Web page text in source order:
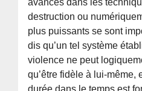
avancés dans les
destruction ou
plus puissants se sont
dis qu’un tel système
violence ne peut
qu’être fidèle à lui-même,